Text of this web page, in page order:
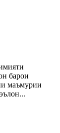
барои
маъмурии